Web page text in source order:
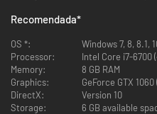
policía y los políticos también
Recomendada*
OS *:
Windows 7, 8, 8.1,
Processor:
Intel Core i7-6700
Memory:
8 GB RAM
Graphics:
GeForce GTX
DirectX:
Version 10
Storage:
6 GB available